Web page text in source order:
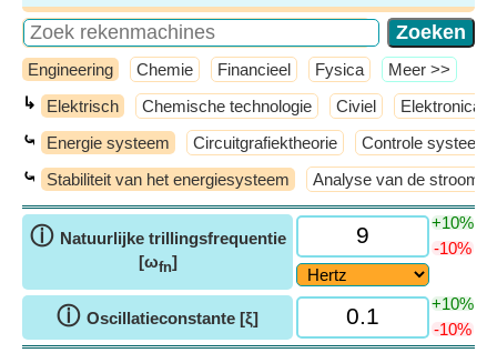
Engineering Chemie Financieel Fysica ​Meer >>
↳ Elektrisch Chemische technologie Civiel Elektronica
⤿ Energie systeem Circuitgrafiektheorie Controle systeem
⤿ Stabiliteit van het energiesysteem Analyse van de
ⓘ Natuurlijke trillingsfrequentie
[ωfn]
+10%
-10%
ⓘ Oscillatieconstante [ξ]
+10%
-10%